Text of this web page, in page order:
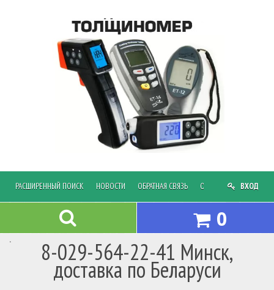
РАСШИРЕННЫЙ ПОИСК НОВОСТИ ОБРАТНАЯ СВЯЗЬ ОПЛАТА И ДОСТАВКА
ВХОД
0
. 8-029-564-22-41 Минск,
доставка по Беларуси